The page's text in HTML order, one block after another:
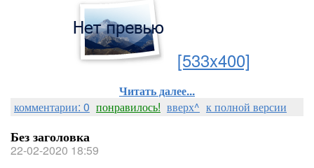
[533x400]
Читать далее...
комментарии: 0 понравилось! вверх^ к полной версии
Без заголовка
22-02-2020 18:59